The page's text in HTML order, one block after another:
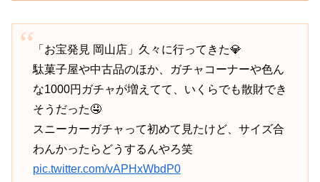
「お宝発見 岡山店」久々に行ってきた💎
駄菓子屋や中古品のほか、ガチャコーナーや色ん
な1000円ガチャが増えてて、いくらでも散財でき
そうだった🤤
スニーカーガチャって初めて見たけど、サイズ合
わんかったらどうするんやろ笑
pic.twitter.com/vAPHxWbdP0